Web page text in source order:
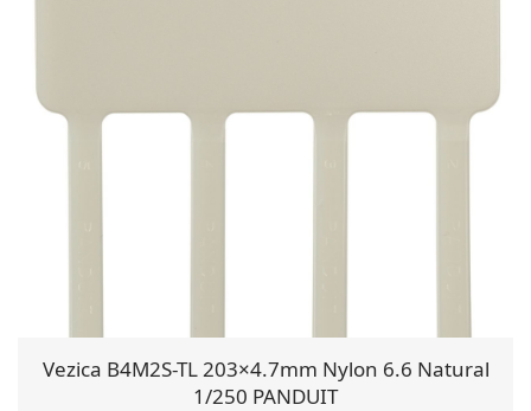
Vezica B4M2S-TL 203×4.7mm Nylon 6.6 Natural
1/250 PANDUIT